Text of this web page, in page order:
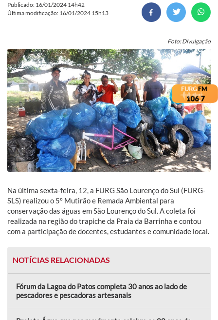
Publicado: 16/01/2024 14h42
Última modificação: 16/01/2024 15h13
Foto: Divulgação
Na última sexta-feira, 12, a FURG São Lourenço do Sul (FURG-
SLS) realizou o 5º Mutirão e Remada Ambiental para
conservação das águas em São Lourenço do Sul. A coleta foi
realizada na região do trapiche da Praia da Barrinha e contou
com a participação de docentes, estudantes e comunidade local.
NOTÍCIAS RELACIONADAS
Fórum da Lagoa do Patos completa 30 anos ao lado de
pescadores e pescadoras artesanais